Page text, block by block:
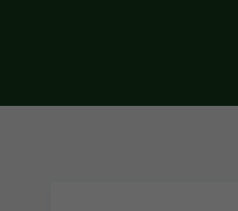
Skip to main content